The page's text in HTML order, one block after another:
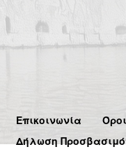
Επικοινωνία
Δήλωση